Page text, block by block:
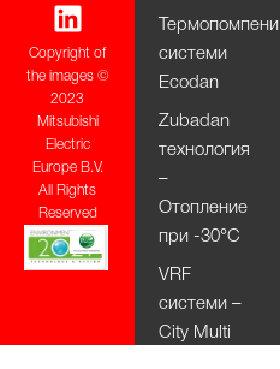
Copyright of
the images ©
2023
Mitsubishi
Electric
Europe B.V.
All Rights
Reserved
Термопомпени
системи
Ecodan
Zubadan
технология
–
Отопление
при -30°С
VRF
системи –
City Multi